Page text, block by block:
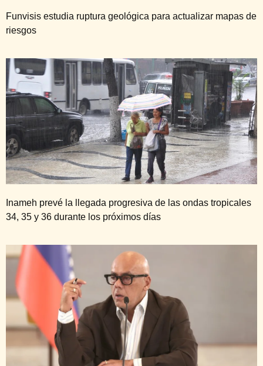
Funvisis estudia ruptura geológica para actualizar mapas de
riesgos
Inameh prevé la llegada progresiva de las ondas tropicales
34, 35 y 36 durante los próximos días